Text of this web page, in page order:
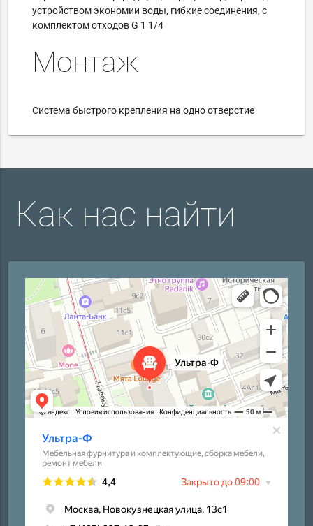
устройством экономии воды, гибкие соединения, с
комплектом отходов G 1 1/4
Монтаж
Система быстрого крепления наодно отверстие
Как нас найти